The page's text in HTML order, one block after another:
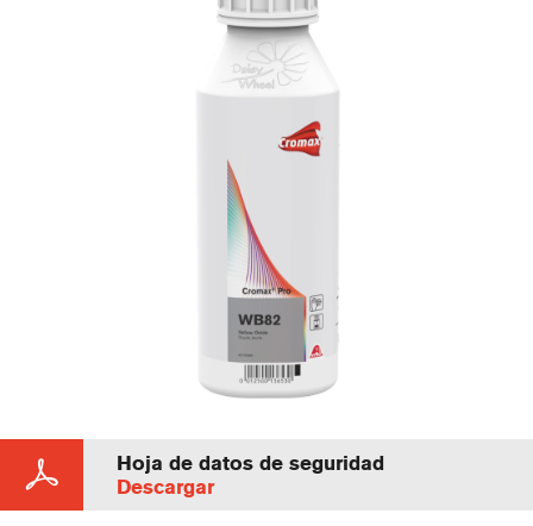
Hoja de datos de seguridad
Descargar